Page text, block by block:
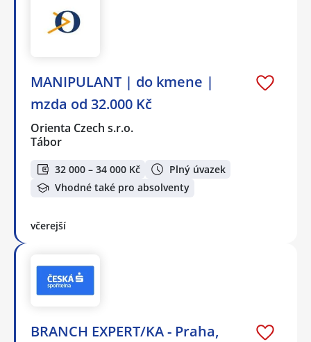
MANIPULANT | do kmene |
mzda od 32.000 Kč
Orienta Czech s.r.o.
Tábor
32 000 – 34 000 Kč
Plný úvazek
Vhodné také pro absolventy
včerejší
BRANCH EXPERT/KA - Praha,